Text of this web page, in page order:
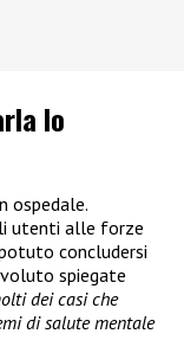
lo
ospedale.
utenti alle forze
concludersi
spiegate
dei casi che
di salute mentale